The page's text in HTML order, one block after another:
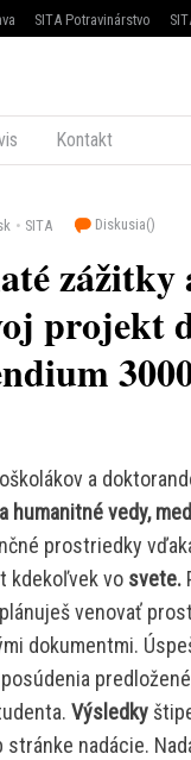
SITA Potravinárstvo
Kontakt
SITA Diskusia()
zážitky
projekt
a
humanitné vedy,
prostriedky
kdekoľvek vo svete.
venovať
dokumentmi.
Výsledky
stránke nadácie.